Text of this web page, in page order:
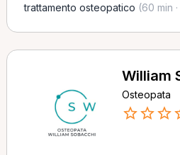
trattamento osteopatico (60 min
William
Osteopata